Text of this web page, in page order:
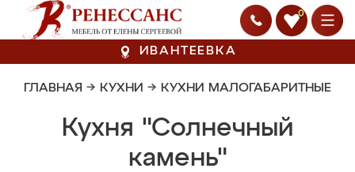
0
ИВАНТЕЕВКА
ГЛАВНАЯ → КУХНИ → КУХНИ МАЛОГАБАРИТНЫЕ
Кухня "Солнечный
камень"